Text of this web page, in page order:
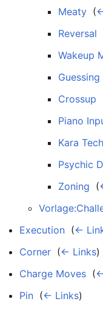
Meaty (
Reversal
Wakeup
Guessing
Crossup
Piano
Kara
Psychic
Zoning (
Execution (←
Corner (← Links)
Charge Moves (
Pin (← Links)